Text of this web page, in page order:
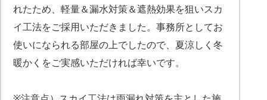
れたため、軽量＆漏水対策＆遮熱効果を狙いスカ
イ工法をご採用いただきました。事務所としてお
使いになられる部屋の上でしたので、夏涼しく冬
暖かくをご実感いただければ幸いです。